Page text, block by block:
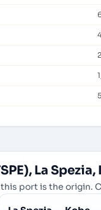
La Spezia,
port is the origin.